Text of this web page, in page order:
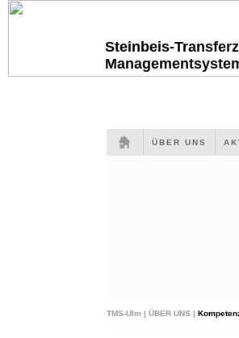
Steinbeis-
ÜBER UNS
TMS-Ulm | ÜBER UNS |